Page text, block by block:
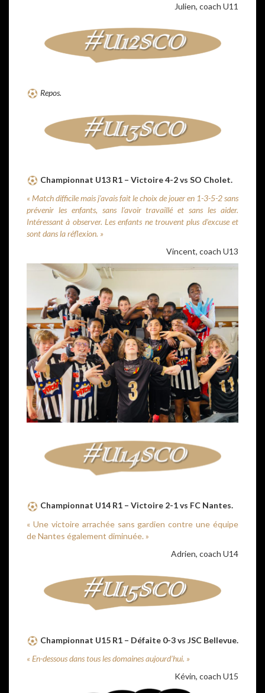
Julien, coach U11
Repos.
Championnat U13 R1 – Victoire 4-2 vs SO Cholet.
« Match difficile mais j’avais fait le choix de jouer en 1-3-5-2 sans
prévenir les enfants, sans l’avoir travaillé et sans les aider.
Intéressant à observer. Les enfants ne trouvent plus d’excuse et
sont dans la réflexion. »
Vincent, coach U13
Championnat U14 R1 – Victoire 2-1 vs FC Nantes.
« Une victoire arrachée sans gardien contre une équipe
de Nantes également diminuée. »
Adrien, coach U14
Championnat U15 R1 – Défaite 0-3 vs JSC Bellevue.
« En-dessous dans tous les domaines aujourd’hui. »
Kévin, coach U15